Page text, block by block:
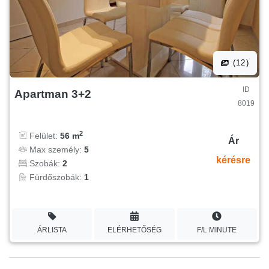
(12)
Apartman 3+2
ID
8019
Felület: 56 m2
Max személy: 5
Szobák: 2
Fürdőszobák: 1
Ár
kérésre
ÁRLISTA ELÉRHETŐSÉG F/L MINUTE